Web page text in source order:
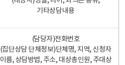
기타상담내용
(담당자)전화번호
(집단상담 단체정보)단체명, 지역, 신청자
이름, 상담방법, 주소, 대상총인원, 주대상